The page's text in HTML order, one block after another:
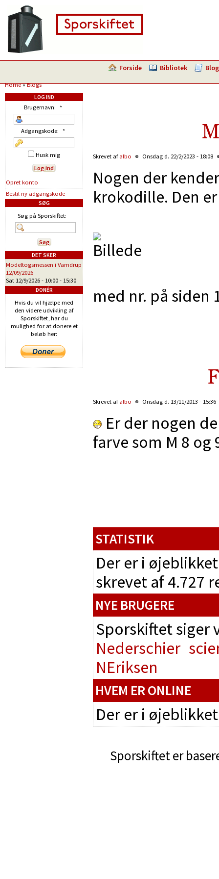
Forside Bibliotek Blog
Home»Blogs
Skrevet af albo Onsdag d. 22/2/2023 - 18:08
Nogen der
krokodille. Den
med nr. på siden
Skrevet af albo Onsdag d. 13/11/2013 - 15:36
Er der nogen
farve som M 8
STATISTIK
Der er i
skrevet af 4.727
NYE BRUGERE
Sporskiftet
Nederschier
NEriksen
HVEM ER ONLINE
Der er i
Sporskiftet er
LOG IND
Brugernavn: *
Adgangskode: *
Husk mig
Opret konto
Bestil ny adgangskode
SØG
Søg på Sporskiftet:
DET SKER
Modeltogsmessen i Vamdrup
12/09/2026
Sat 12/9/2026 - 10:00 - 15:30
DONÉR
Hvis du vil hjælpe med
den videre udvikling af
Sporskiftet, har du
mulighed for at donere et
beløb her: